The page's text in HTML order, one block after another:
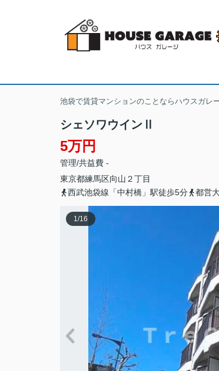
池袋で賃貸マンションのことならハウスガレ
シェソワウインⅡ
5万円
管理/共益費 -
東京都練馬区向山 ２丁目
西武池袋線「中村橋」駅徒歩5分
都営
1/16